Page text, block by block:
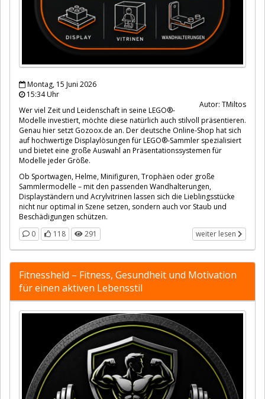
Montag, 15 Juni 2026
15:34 Uhr
Autor: TMiltos
Wer viel Zeit und Leidenschaft in seine LEGO®-
Modelle investiert, möchte diese natürlich auch stilvoll präsentieren.
Genau hier setzt Gozoox.de an. Der deutsche Online-Shop hat sich
auf hochwertige Displaylösungen für LEGO®-Sammler spezialisiert
und bietet eine große Auswahl an Präsentationssystemen für
Modelle jeder Größe.
Ob Sportwagen, Helme, Minifiguren, Trophäen oder große
Sammlermodelle – mit den passenden Wandhalterungen,
Displayständern und Acrylvitrinen lassen sich die Lieblingsstücke
nicht nur optimal in Szene setzen, sondern auch vor Staub und
Beschädigungen schützen.
0
118 291 weiter lesen
Fitnessheld – Fitness, Gesundheit und Motivation
für einen aktiven Lebensstil